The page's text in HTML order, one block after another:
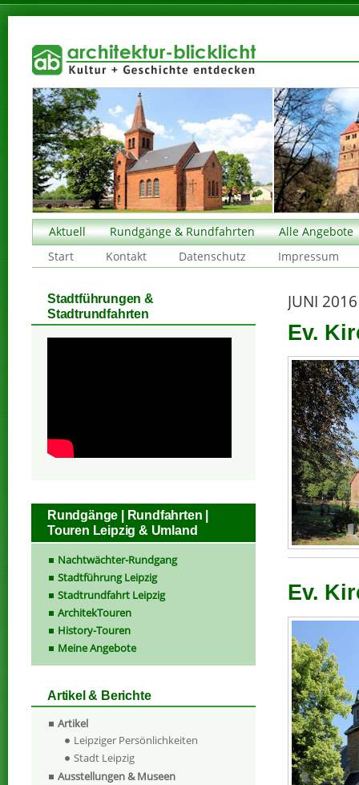
Aktuell Rundgänge & Rundfahrten
Alle Angebote
Start
Kontakt Datenschutz Impressum
JUNI 2016
Ev.
Ev.
Stadtführungen &
Stadtrundfahrten
Rundgänge | Rundfahrten |
Touren Leipzig & Umland
Nachtwächter-Rundgang
Stadtführung Leipzig
Stadtrundfahrt Leipzig
ArchitekTouren
History-Touren
Meine Angebote
Artikel & Berichte
Artikel
Leipziger Persönlichkeiten
Stadt Leipzig
Ausstellungen & Museen